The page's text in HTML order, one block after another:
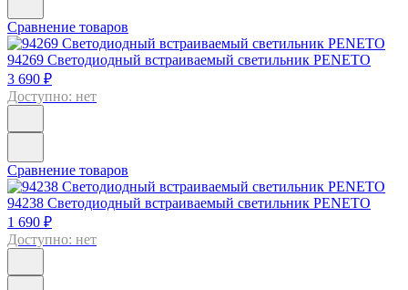
Сравнение товаров
94269 Светодиодный встраиваемый светильник PENETO
3 690 ₽
Доступно: нет
Сравнение товаров
94238 Светодиодный встраиваемый светильник PENETO
1 690 ₽
Доступно: нет